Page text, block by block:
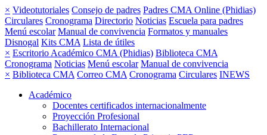
× Videotutoriales Consejo de padres Padres CMA Online (Phidias)
Circulares Cronograma Directorio Noticias Escuela para padres
Menú escolar Manual de convivencia Formatos y manuales
Disnogal Kits CMA Lista de útiles
× Escritorio Académico CMA (Phidias) Biblioteca CMA
Cronograma Noticias Menú escolar Manual de convivencia
× Biblioteca CMA Correo CMA Cronograma Circulares INEWS
Académico
Docentes certificados internacionalmente
Proyección Profesional
Bachillerato Internacional